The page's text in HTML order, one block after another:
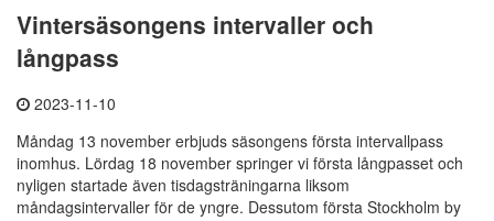
Vintersäsongens intervaller och
långpass
2023-11-10
Måndag 13 november erbjuds säsongens första intervallpass
inomhus. Lördag 18 november springer vi första långpasset och
nyligen startade även tisdagsträningarna liksom
måndagsintervaller för de yngre. Dessutom första Stockholm by